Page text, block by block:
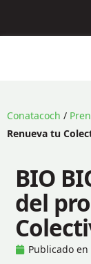
Conatacoch /
Renueva tu
BIO
del
Publicado en